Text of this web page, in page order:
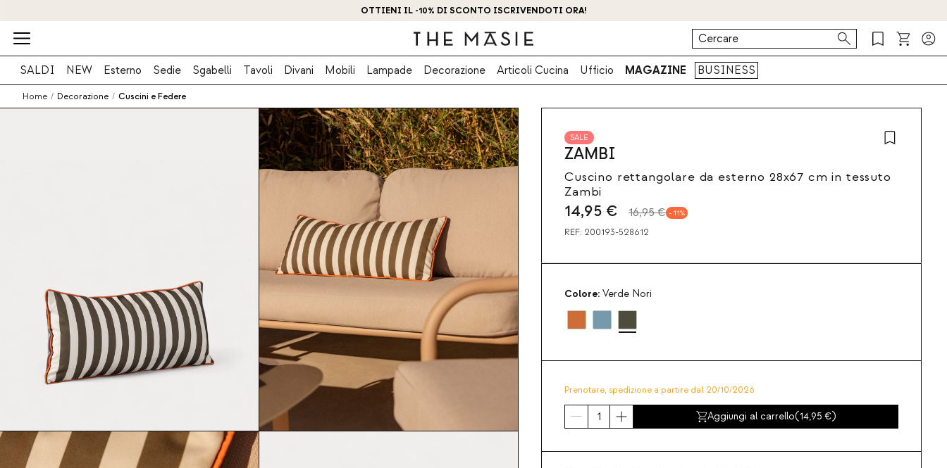
OTTIENI IL -10% DI SCONTO ISCRIVENDOTI ORA!
SALDI NEW Esterno Sedie Sgabelli Tavoli Divani Mobili Lampade Decorazione Articoli Cucina Ufficio MAGAZINE BUSINESS
Home / Decorazione / Cuscini e Federe
SALE
ZAMBI
Cuscino rettangolare da esterno 28x67 cm in tessuto
Zambi
14,95 € 16,95 € 11
REF: 200193-528612
Colore: Verde Nori
Prenotare, spedizione a partire dal 20/10/2026
Aggiungi al carrello(14,95 )